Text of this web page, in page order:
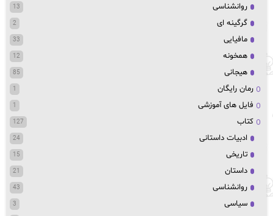
روانشناسی 13
گرگینه ای 2
مافیایی 33
همخونه 12
هیجانی 85
رمان رایگان 1
فایل های آموزشی 1
کتاب 127
ادبیات داستانی 24
تاریخی 15
داستان 21
روانشناسی 43
سیاسی 3